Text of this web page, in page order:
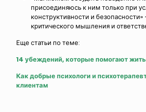
присоединяюсь к ним только при
конструктивности и
критического мышления и
Еще статьи по теме:
14 убеждений, которые помогают жить
Как добрые психологи и
клиентам